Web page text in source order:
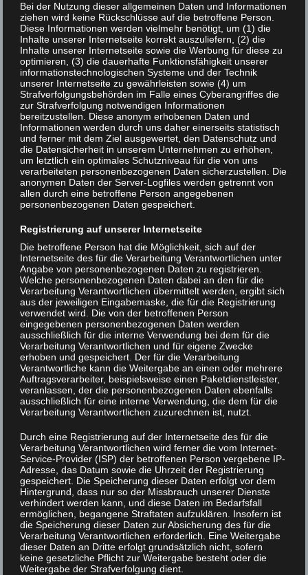
XLAB Begegnungszentrum
Die Fertigstellung des
Begegnungszentrums markiert den
erfolgreichen Abschluss eines langen
Planungs- und Bauprozesses, dessen
Anfänge bis in das Jahr2006
zurückreichen. Schon früh zeigte sich, dass
das XLAB Experimentallabor aufgrund der
großen Nachfrage und seines
Bei der Nutzung dieser allgemeinen Daten und Informationen
ziehen wird keine Rückschlüsse auf die betroffene Person.
Diese Informationen werden vielmehr benötigt, um (1) die
Inhalte unserer Internetseite korrekt auszuliefern, (2) die
Inhalte unserer Internetseite sowie die Werbung für diese zu
optimieren, (3) die dauerhafte Funktionsfähigkeit unserer
informationstechnologischen Systeme und der Technik
unserer Internetseite zu gewährleisten sowie (4) um
Strafverfolgungsbehörden im Falle eines Cyberangriffes die
zur Strafverfolgung notwendigen Informationen
bereitzustellen. Diese anonym erhobenen Daten und
Informationen werden durch uns daher einerseits statistisch
und ferner mit dem Ziel ausgewertet, den Datenschutz und
die Datensicherheit in unserem Unternehmen zu erhöhen,
um letztlich ein optimales Schutzniveau für die von uns
verarbeiteten personenbezogenen Daten sicherzustellen. Die
anonymen Daten der Server-Logfiles werden getrennt von
allen durch eine betroffene Person angegebenen
personenbezogenen Daten gespeichert.
Registrierung auf unserer Internetseite
Die betroffene Person hat die Möglichkeit, sich auf der
Internetseite des für die Verarbeitung Verantwortlichen unter
Angabe von personenbezogenen Daten zu registrieren.
Welche personenbezogenen Daten dabei an den für die
Verarbeitung Verantwortlichen übermittelt werden, ergibt sich
aus der jeweiligen Eingabemaske, die für die Registrierung
verwendet wird. Die von der betroffenen Person
eingegebenen personenbezogenen Daten werden
ausschließlich für die interne Verwendung bei dem für die
Verarbeitung Verantwortlichen und für eigene Zwecke
erhoben und gespeichert. Der für die Verarbeitung
Verantwortliche kann die Weitergabe an einen oder mehrere
Auftragsverarbeiter, beispielsweise einen Paketdienstleister,
veranlassen, der die personenbezogenen Daten ebenfalls
ausschließlich für eine interne Verwendung, die dem für die
Verarbeitung Verantwortlichen zuzurechnen ist, nutzt.
Durch eine Registrierung auf der Internetseite des für die
Verarbeitung Verantwortlichen wird ferner die vom Internet-
Service-Provider (ISP) der betroffenen Person vergebene IP-
Adresse, das Datum sowie die Uhrzeit der Registrierung
gespeichert. Die Speicherung dieser Daten erfolgt vor dem
Hintergrund, dass nur so der Missbrauch unserer Dienste
verhindert werden kann, und diese Daten im Bedarfsfall
ermöglichen, begangene Straftaten aufzuklären. Insofern ist
die Speicherung dieser Daten zur Absicherung des für die
Verarbeitung Verantwortlichen erforderlich. Eine Weitergabe
dieser Daten an Dritte erfolgt grundsätzlich nicht, sofern
keine gesetzliche Pflicht zur Weitergabe besteht oder die
Weitergabe der Strafverfolgung dient.